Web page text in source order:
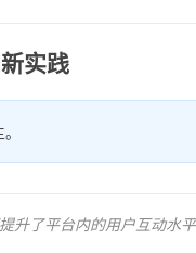
实践
升了平台内的用户互动水